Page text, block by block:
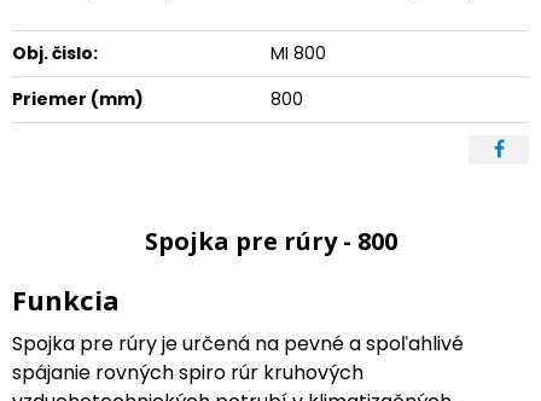
Obj. čislo:
MI 800
Priemer (mm)
800
Spojka pre rúry - 800
Funkcia
Spojka pre rúry je určená na pevné a spoľahlivé
spájanie rovných spiro rúr kruhových